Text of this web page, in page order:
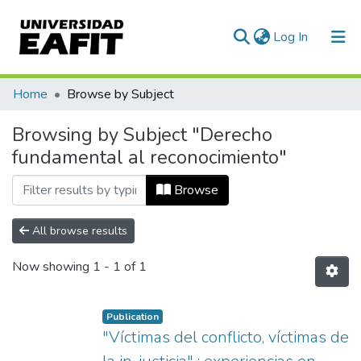
Log In (current)
Communities & Collections
All of DSpace
Home Browse by Subject
Browsing by Subject "Derecho
fundamental al reconocimiento"
Browse
All browse results
Now showing 1 - 1 of 1
Publication
"Víctimas del conflicto, víctimas de